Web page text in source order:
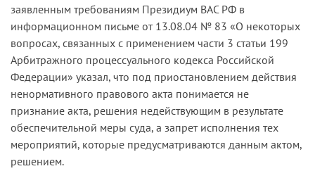
заявленным требованиям Президиум ВАС РФ в
информационном письме от 13.08.04 № 83 «О некоторых
вопросах, связанных с применением части 3 статьи 199
Арбитражного процессуального кодекса Российской
Федерации» указал, что под приостановлением действия
ненор­мативного правового акта понимается не
признание акта, решения недействующим в результате
обеспечительной меры суда, а запрет исполнения тех
мероприятий, которые предусматриваются данным актом,
решением.